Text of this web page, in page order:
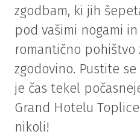
zgodbam, ki jih
pod vašimi nogami
romantično pohištvo
zgodovino. Pustite
je čas tekel
Grand Hotelu
nikoli!